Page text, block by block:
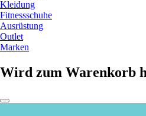
Kleidung
Fitnessschuhe
Ausrüstung
Outlet
Marken
Wird zum Warenkorb